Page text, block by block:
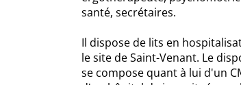
santé, secrétaires.
Il dispose de lits en
le site de Saint-Venant. Le
se compose quant à lui d'un